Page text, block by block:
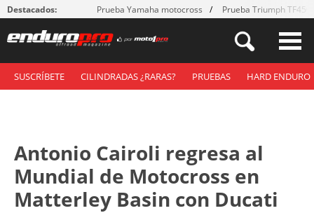
Destacados: Prueba Yamaha motocross Prueba Triumph
SUSCRÍBETE CILINDRADAS ¿RARAS? PRUEBAS HARD ENDURO
Antonio Cairoli regresa al
Mundial de Motocross en
Matterley Basin con Ducati